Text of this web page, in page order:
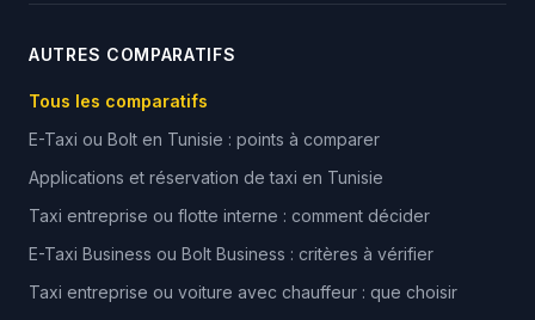
AUTRES COMPARATIFS
Tous les comparatifs
E-Taxi ou Bolt en Tunisie : points à comparer
Applications et réservation de taxi en Tunisie
Taxi entreprise ou flotte interne : comment décider
E-Taxi Business ou Bolt Business : critères à vérifier
Taxi entreprise ou voiture avec chauffeur : que choisir